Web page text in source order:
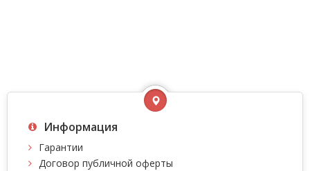
Информация
Гарантии
Договор публичной оферты